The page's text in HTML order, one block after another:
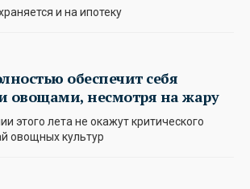
и на ипотеку
обеспечит себя
овощами, несмотря на жару
этого лета не окажут критического
овощных культур